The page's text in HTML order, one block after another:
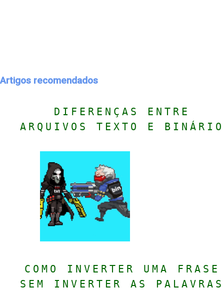
Artigos recomendados
DIFERENÇAS ENTRE
ARQUIVOS TEXTO E BINÁRIO
COMO INVERTER UMA FRASE
SEM INVERTER AS PALAVRAS